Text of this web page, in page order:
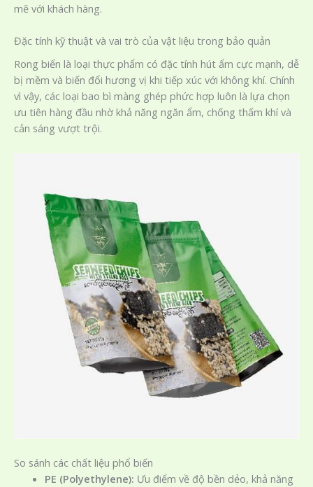
mẽ với khách hàng.
Đặc tính kỹ thuật và vai trò của vật liệu trong bảo quản
Rong biển là loại thực phẩm có đặc tính hút ẩm cực mạnh, dễ
bị mềm và biến đổi hương vị khi tiếp xúc với không khí. Chính
vì vậy, các loại bao bì màng ghép phức hợp luôn là lựa chọn
ưu tiên hàng đầu nhờ khả năng ngăn ẩm, chống thấm khí và
cản sáng vượt trội.
So sánh các chất liệu phổ biến
PE (Polyethylene): Ưu điểm về độ bền dẻo, khả năng